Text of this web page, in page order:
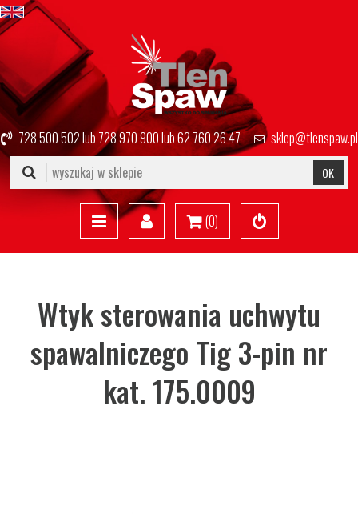
728 500 502lub728 970 900lub62 760 26 47 sklep@tlenspaw.pl
OK
(0)
Wtyk sterowania uchwytu
spawalniczego Tig 3-pin nr
kat. 175.0009